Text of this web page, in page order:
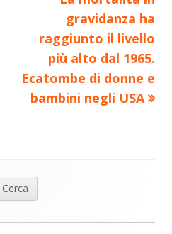
articolo:
gravidanza ha
raggiunto il livello
più alto dal 1965.
Ecatombe di donne e
bambini negli USA